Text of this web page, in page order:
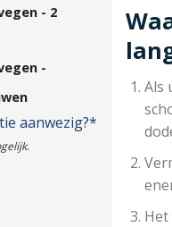
- 2
-
aanwezig?*
Als